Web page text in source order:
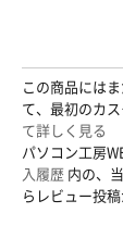
この商品には
て、最初のカ
て詳しく見る
パソコン工房
入履歴 内の、
らレビュー投稿